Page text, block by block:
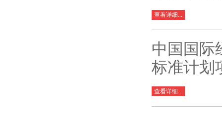
查看详细...
中国国际
标准计划
查看详细...